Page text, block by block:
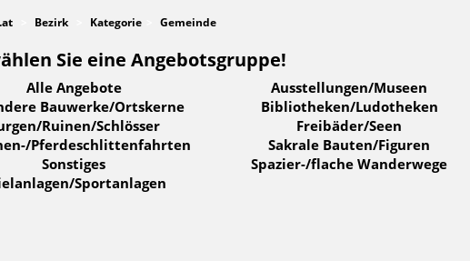
Bezirk Kategorie Gemeinde
Sie eine Angebotsgruppe!
Alle Angebote
Ausstellungen/Museen
Bauwerke/Ortskerne
Bibliotheken/Ludotheken
Ruinen/Schlösser
Freibäder/Seen
Pferdeschlittenfahrten
Sakrale Bauten/Figuren
Sonstiges
Spazier-/flache Wanderwege
Sportanlagen